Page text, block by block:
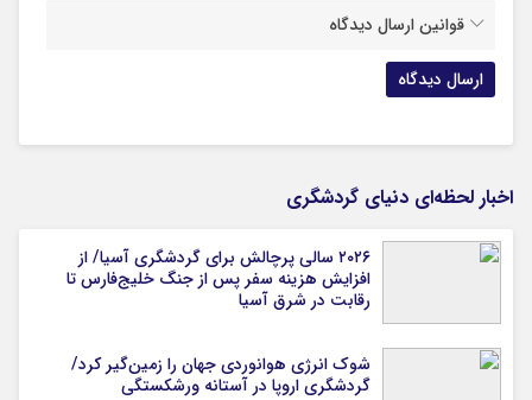
قوانین ارسال دیدگاه
اخبار لحظه‌ای دنیای گردشگری
۲۰۲۶ سالی پرچالش برای گردشگری آسیا/ از
افزایش هزینه سفر پس از جنگ خلیج‌فارس تا
رقابت در شرق آسیا
شوک انرژی هوانوردی جهان را زمین‌گیر کرد/
گردشگری اروپا در آستانه ورشکستگی